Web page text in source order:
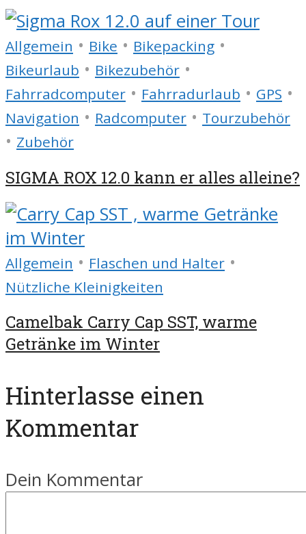
Allgemein • Bike • Bikepacking •
Bikeurlaub • Bikezubehör •
Fahrradcomputer • Fahrradurlaub • GPS •
Navigation • Radcomputer • Tourzubehör
• Zubehör
SIGMA ROX 12.0 kann er alles alleine?
Allgemein • Flaschen und Halter •
Nützliche Kleinigkeiten
Camelbak Carry Cap SST, warme
Getränke im Winter
Hinterlasse einen
Kommentar
Dein Kommentar